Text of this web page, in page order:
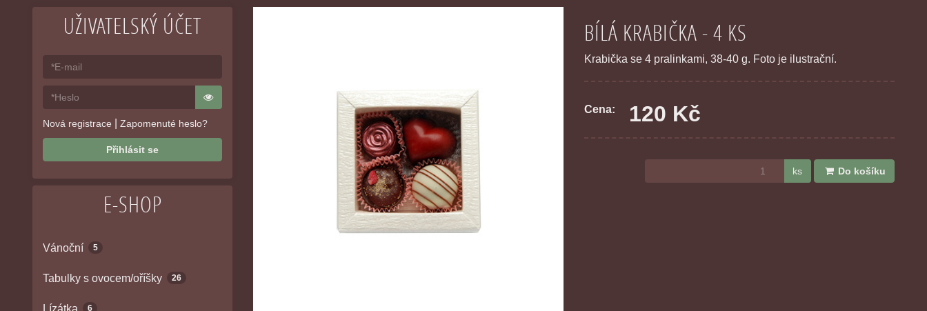
UŽIVATELSKÝ ÚČET
Nová registrace Zapomenuté heslo?
Přihlásit se
E-SHOP
Vánoční 5
Tabulky s ovocem/oříšky 26
Lízátka 6
BÍLÁ KRABIČKA - 4 KS
Krabička se 4 pralinkami, 38-40 g. Foto je ilustrační.
Cena: 120 Kč
ks Do košíku